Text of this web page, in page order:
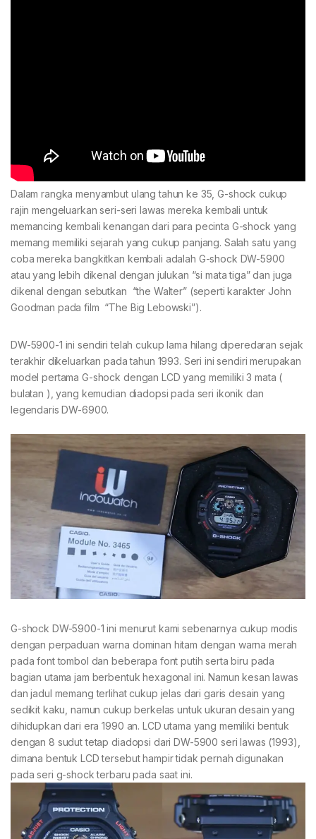
Dalam rangka menyambut ulang tahun ke 35, G-shock cukup
rajin mengeluarkan seri-seri lawas mereka kembali untuk
memancing kembali kenangan dari para pecinta G-shock yang
memang memiliki sejarah yang cukup panjang. Salah satu yang
coba mereka bangkitkan kembali adalah G-shock DW-5900
atau yang lebih dikenal dengan julukan “si mata tiga” dan juga
dikenal dengan sebutkan “the Walter” (seperti karakter John
Goodman pada film “The Big Lebowski”).
DW-5900-1 ini sendiri telah cukup lama hilang diperedaran sejak
terakhir dikeluarkan pada tahun 1993. Seri ini sendiri merupakan
model pertama G-shock dengan LCD yang memiliki 3 mata (
bulatan ), yang kemudian diadopsi pada seri ikonik dan
legendaris DW-6900.
G-shock DW-5900-1 ini menurut kami sebenarnya cukup modis
dengan perpaduan warna dominan hitam dengan warna merah
pada font tombol dan beberapa font putih serta biru pada
bagian utama jam berbentuk hexagonal ini. Namun kesan lawas
dan jadul memang terlihat cukup jelas dari garis desain yang
sedikit kaku, namun cukup berkelas untuk ukuran desain yang
dihidupkan dari era 1990 an. LCD utama yang memiliki bentuk
dengan 8 sudut tetap diadopsi dari DW-5900 seri lawas (1993),
dimana bentuk LCD tersebut hampir tidak pernah digunakan
pada seri g-shock terbaru pada saat ini.